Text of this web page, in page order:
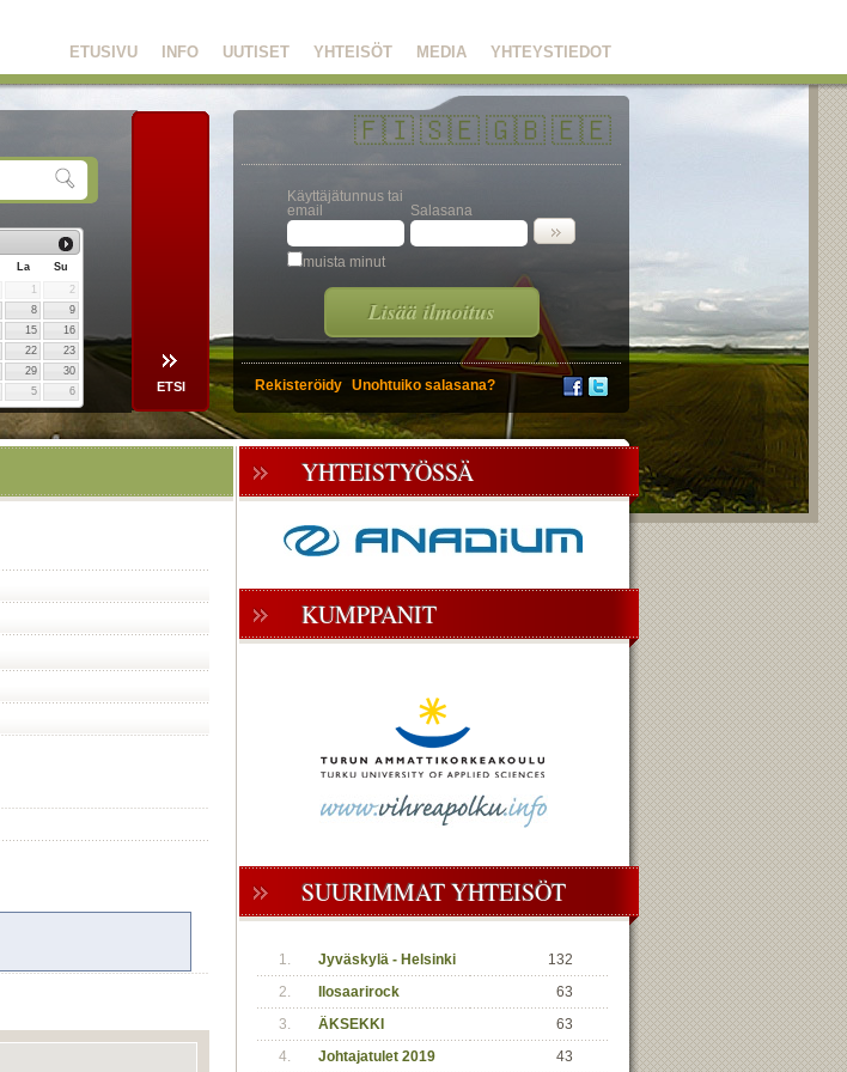
YHTEYSTIEDOT
MEDIA
YHTEISÖT
UUTISET
INFO
ETUSIVU
La
Su
2
8
9
15
16
22
23
29
30
5 6
🇫🇮🇸🇪🇬🇧🇪🇪
Käyttäjätunnus tai
email
Salasana
muista minut
Lisää ilmoitus
Rekisteröidy Unohtuiko salasana?
YHTEISTYÖSSÄ
KUMPPANIT
SUURIMMAT YHTEISÖT
1. Jyväskylä - Helsinki
132
2.
Ilosaarirock
63
3.
ÄKSEKKI
63
4.
Johtajatulet 2019
43